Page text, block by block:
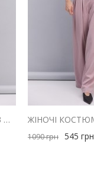
ЖІНОЧИЙ ЛІТНІЙ КОСТЮМ З ШОРТАМИ І ЖИЛЕТОМ З ЛЬОНУ РОЖЕВИЙ
1090грн 545 грн